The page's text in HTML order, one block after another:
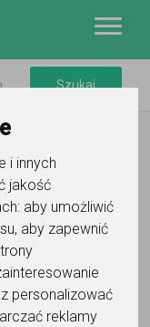
i innych
jakość
aby umożliwić
, aby zapewnić
personalizować
reklamy